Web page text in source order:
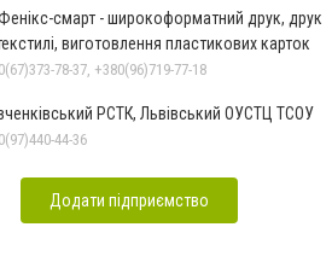
смарт - широкоформатний друк, друк
виготовлення пластикових карток
78-37, +380(96)719-77-18
РСТК, Львівський ОУСТЦ ТСОУ
44-36
Додати підприємство